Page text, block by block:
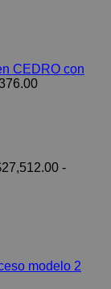
CEDRO con
Rango
$243,376.00
27,512.00 -
modelo 2